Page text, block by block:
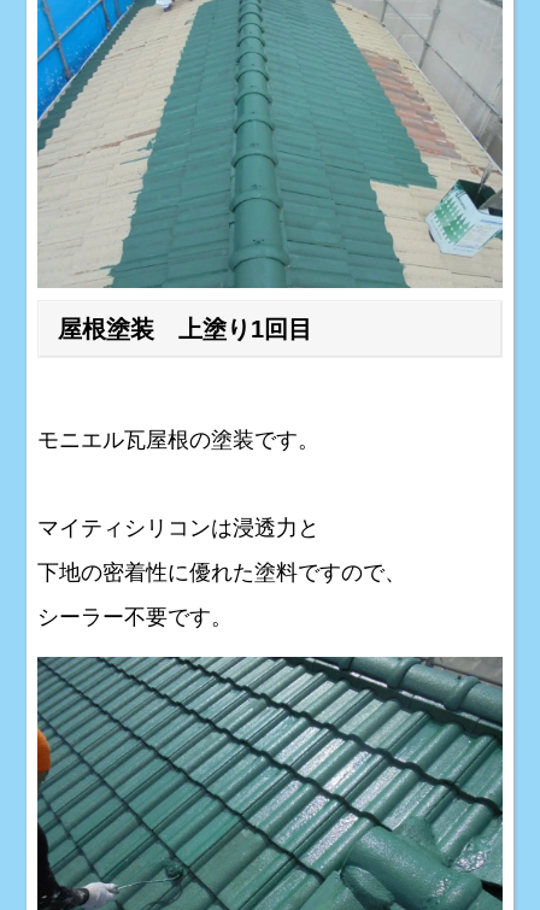
屋根塗装 上塗り1回目
モニエル瓦屋根の塗装です。
マイティシリコンは浸透力と
下地の密着性に優れた塗料ですので、
シーラー不要です。